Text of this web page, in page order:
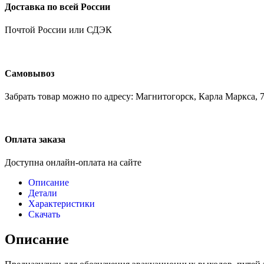
Доставка по всей России
Почтой России или СДЭК
Самовывоз
Забрать товар можно по адресу: Магнитогорск, Карла Маркса,
Оплата заказа
Доступна онлайн-оплата на сайте
Описание
Детали
Характеристики
Скачать
Описание